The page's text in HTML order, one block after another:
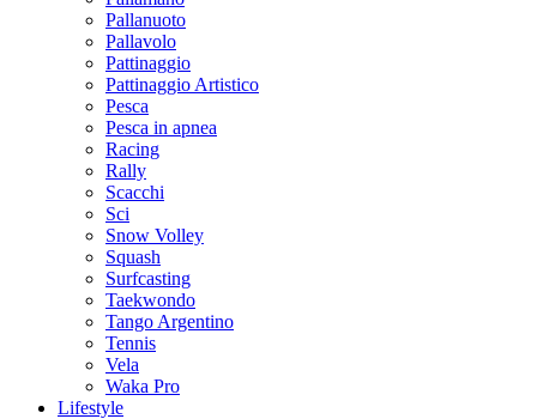
Pallanuoto
Pallavolo
Pattinaggio
Pattinaggio Artistico
Pesca
Pesca in apnea
Racing
Rally
Scacchi
Sci
Snow Volley
Squash
Surfcasting
Taekwondo
Tango Argentino
Tennis
Vela
Waka Pro
Lifestyle